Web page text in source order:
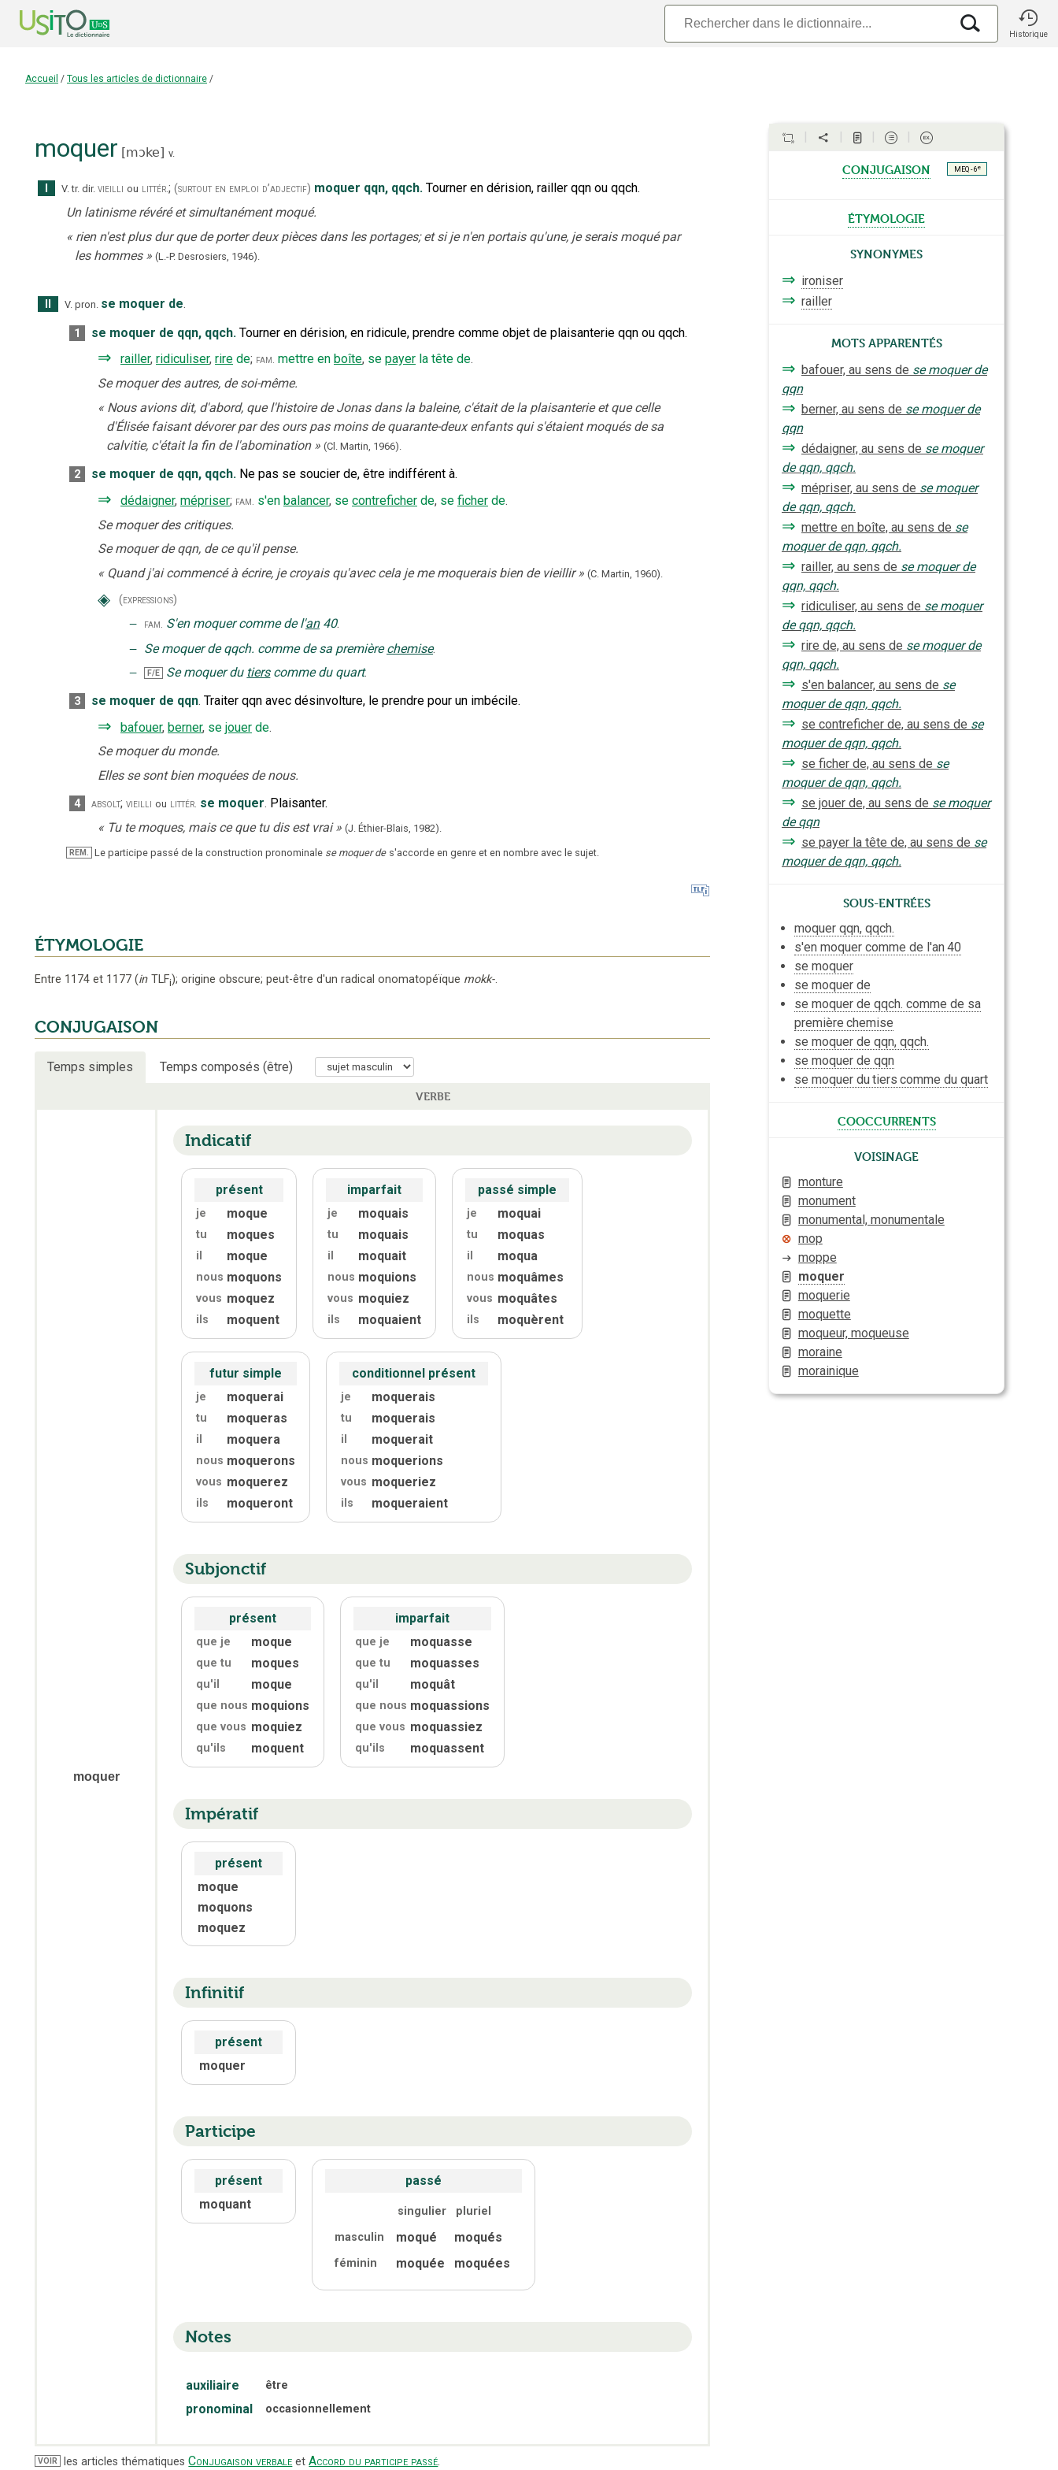
Historique
Accueil / Tous les articles de dictionnaire /
moquer [mɔke] v.
V. tr. dir. vieilli ou littér.; (surtout en emploi d’adjectif) moquer qqn, qqch. Tourner en dérision, railler qqn ou qqch.
Un latinisme révéré et simultanément moqué.
« rien n'est plus dur que de porter deux pièces dans les portages; et si je n'en portais qu'une, je serais moqué par
les hommes » (L.-P. Desrosiers, 1946).
V. pron. se moquer de.
1 se moquer de qqn, qqch. Tourner en dérision, en ridicule, prendre comme objet de plaisanterie qqn ou qqch.
⇒ railler, ridiculiser, rire de; fam. mettre en boîte, se payer la tête de.
Se moquer des autres, de soi-même.
« Nous avions dit, d'abord, que l'histoire de Jonas dans la baleine, c'était de la plaisanterie et que celle
d'Élisée faisant dévorer par des ours pas moins de quarante-deux enfants qui s'étaient moqués de sa
calvitie, c'était la fin de l'abomination » (Cl. Martin, 1966).
2 se moquer de qqn, qqch. Ne pas se soucier de, être indifférent à.
⇒ dédaigner, mépriser; fam. s'en balancer, se contreficher de, se ficher de.
Se moquer des critiques.
Se moquer de qqn, de ce qu'il pense.
« Quand j'ai commencé à écrire, je croyais qu'avec cela je me moquerais bien de vieillir » (C. Martin, 1960).
◈ (expressions)
‒ fam. S'en moquer comme de l'an 40.
‒ Se moquer de qqch. comme de sa première chemise.
‒
F/E Se moquer du tiers comme du quart.
3 se moquer de qqn. Traiter qqn avec désinvolture, le prendre pour un imbécile.
⇒ bafouer, berner, se jouer de.
Se moquer du monde.
Elles se sont bien moquées de nous.
4 absolt; vieilli ou littér. se moquer. Plaisanter.
« Tu te moques, mais ce que tu dis est vrai » (J. Éthier-Blais, 1982).
REM. Le participe passé de la construction pronominale se moquer de s'accorde en genre et en nombre avec le sujet.
ÉTYMOLOGIE
Entre 1174 et 1177 (in TLFi); origine obscure; peut-être d'un radical onomatopéïque mokk-.
CONJUGAISON
Temps simples Temps composés (être)
VERBE
moquer
Indicatif
présent
je moque
tu moques
il moque
nous moquons
vous moquez
ils moquent
imparfait
je moquais
tu moquais
il moquait
nous moquions
vous moquiez
ils moquaient
passé simple
je moquai
tu moquas
il moqua
nous moquâmes
vous moquâtes
ils moquèrent
futur simple
je moquerai
tu moqueras
il moquera
nous moquerons
vous moquerez
ils moqueront
conditionnel présent
je moquerais
tu moquerais
il moquerait
nous moquerions
vous moqueriez
ils moqueraient
Subjonctif
présent
que je moque
que tu moques
qu'il moque
que nous moquions
que vous moquiez
qu'ils moquent
imparfait
que je moquasse
que tu moquasses
qu'il moquât
que nous moquassions
que vous moquassiez
qu'ils moquassent
Impératif
présent
moque
moquons
moquez
Infinitif
présent
moquer
Participe
présent
moquant
passé
singulier
pluriel
masculin
moqué moqués
féminin moquée moquées
Notes
auxiliaire être
pronominal occasionnellement
VOIR les articles thématiques Conjugaison verbale etAccord du participe passé.
conjugaison MEQ - 6e
étymologie
Synonymes
⇒ ironiser
⇒ railler
Mots apparentés
⇒ bafouer, au sens de se moquer de
qqn
⇒ berner, au sens de se moquer de
qqn
⇒ dédaigner, au sens de se moquer
de qqn, qqch.
⇒ mépriser, au sens de se moquer
de qqn, qqch.
⇒ mettre en boîte, au sens de se
moquer de qqn, qqch.
⇒ railler, au sens de se moquer de
qqn, qqch.
⇒ ridiculiser, au sens de se moquer
de qqn, qqch.
⇒ rire de, au sens de se moquer de
qqn, qqch.
⇒ s'en balancer, au sens de se
moquer de qqn, qqch.
⇒ se contreficher de, au sens de se
moquer de qqn, qqch.
⇒ se ficher de, au sens de se
moquer de qqn, qqch.
⇒ se jouer de, au sens de se moquer
de qqn
⇒ se payer la tête de, au sens de se
moquer de qqn, qqch.
Sous-entrées
moquer qqn, qqch.
s'en moquer comme de l'an 40
se moquer
se moquer de
se moquer de qqch. comme de sa
première chemise
se moquer de qqn, qqch.
se moquer de qqn
se moquer du tiers comme du quart
cooccurrents
Voisinage
monture
monument
monumental, monumentale
mop
moppe
moquer
moquerie
moquette
moqueur, moqueuse
moraine
morainique